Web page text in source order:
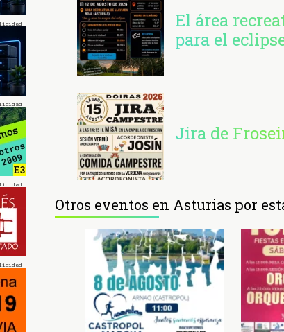
El área
para el
Jira de
Otros eventos en Asturias por